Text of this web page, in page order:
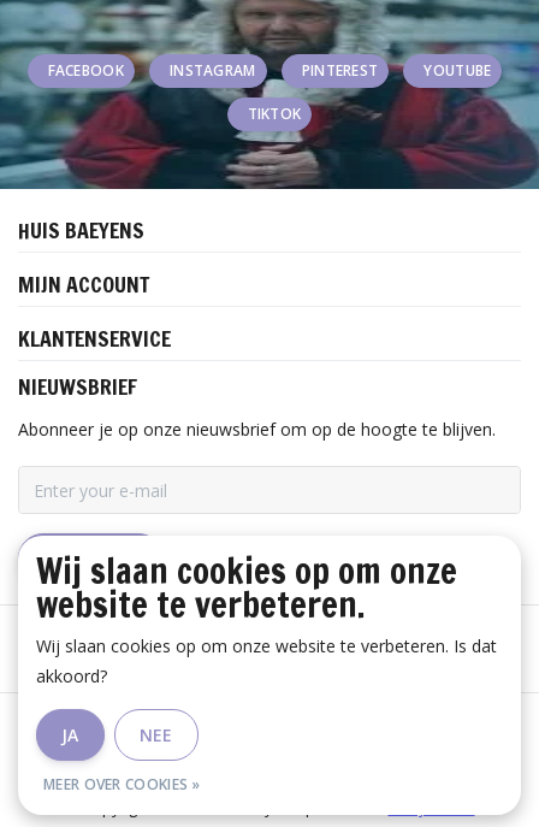
FACEBOOK INSTAGRAM PINTEREST YOUTUBE
TIKTOK
HUIS BAEYENS
MIJN ACCOUNT
KLANTENSERVICE
NIEUWSBRIEF
Abonneer je op onze nieuwsbrief om op de hoogte te blijven.
ABONNEER
Algemene voorwaarden
Wij slaan cookies op om onze
website te verbeteren.
Wij slaan cookies op om onze website te verbeteren. Is dat
akkoord?
JA NEE
MEER OVER COOKIES »